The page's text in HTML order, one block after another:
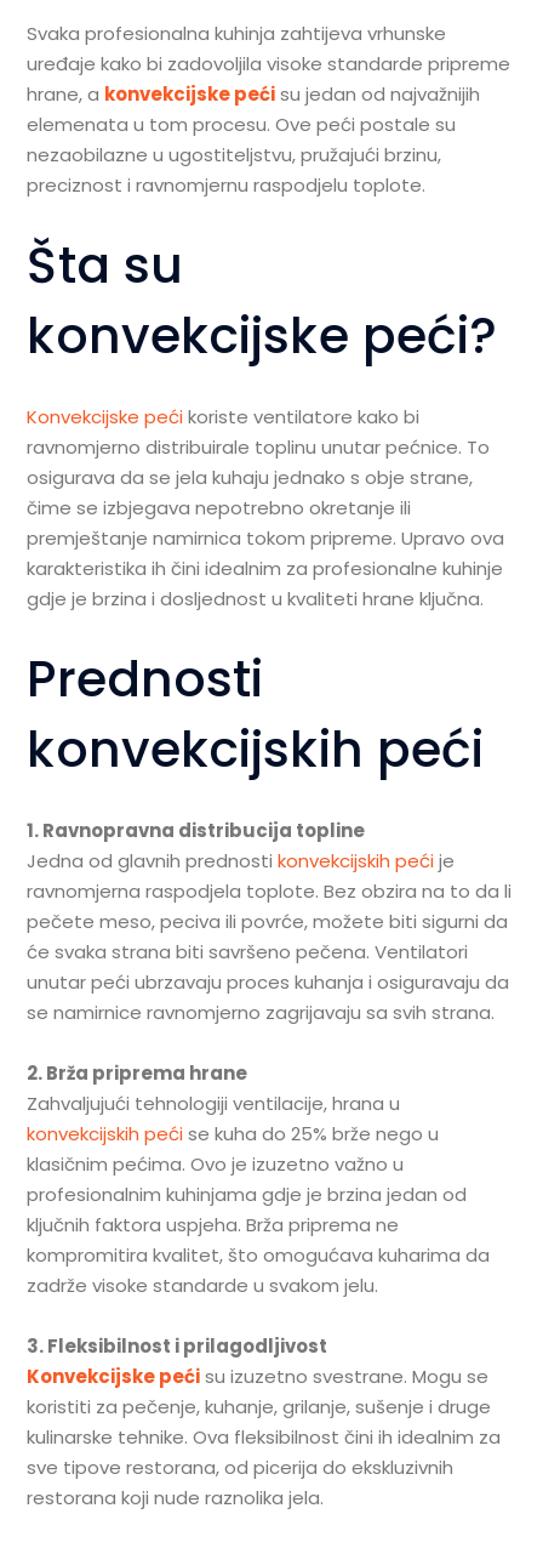
Svaka profesionalna kuhinja zahtijeva vrhunske
uređaje kako bi zadovoljila visoke standarde pripreme
hrane, a konvekcijske pećisu jedan od najvažnijih
elemenata u tom procesu. Ove peći postale su
nezaobilazne u ugostiteljstvu, pružajući brzinu,
preciznost i ravnomjernu raspodjelu toplote.
Šta su
konvekcijske peći?
Konvekcijske pećikoriste ventilatore kako bi
ravnomjerno distribuirale toplinu unutar pećnice. To
osigurava da se jela kuhaju jednako s obje strane,
čime se izbjegava nepotrebno okretanje ili
premještanje namirnica tokom pripreme. Upravo ova
karakteristika ih čini idealnim za profesionalne kuhinje
gdje je brzina i dosljednost u kvaliteti hrane ključna.
Prednosti
konvekcijskih peći
1. Ravnopravna distribucija topline
Jedna od glavnih prednostikonvekcijskih pećije
ravnomjerna raspodjela toplote. Bez obzira na to da li
pečete meso, peciva ili povrće, možete biti sigurni da
će svaka strana biti savršeno pečena. Ventilatori
unutar peći ubrzavaju proces kuhanja i osiguravaju da
se namirnice ravnomjerno zagrijavaju sa svih strana.
2. Brža priprema hrane
Zahvaljujući tehnologiji ventilacije, hrana u
konvekcijskih pećise kuha do 25% brže nego u
klasičnim pećima. Ovo je izuzetno važno u
profesionalnim kuhinjama gdje je brzina jedan od
ključnih faktora uspjeha. Brža priprema ne
kompromitira kvalitet, što omogućava kuharima da
zadrže visoke standarde u svakom jelu.
3. Fleksibilnost i prilagodljivost
Konvekcijske pećisu izuzetno svestrane. Mogu se
koristiti za pečenje, kuhanje, grilanje, sušenje i druge
kulinarske tehnike. Ova fleksibilnost čini ih idealnim za
sve tipove restorana, od picerija do ekskluzivnih
restorana koji nude raznolika jela.